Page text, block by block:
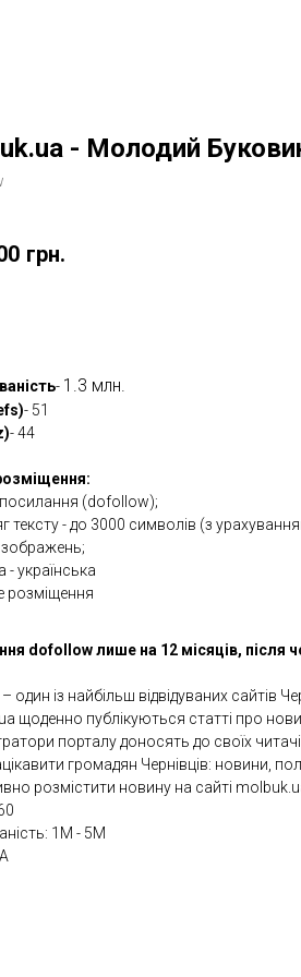
- Молодий
грн.
- 1.3 млн.
- 51
- 44
(dofollow);
тексту - до 3000 символів (з
- українська
розміщення
dofollow лише на 12 місяців, після
один із найбільш відвідуваних сайтів
щоденно публікуються статті про
порталу доносять до своїх
громадян Чернівців: новини,
розмістити новину на сайті
1М - 5М